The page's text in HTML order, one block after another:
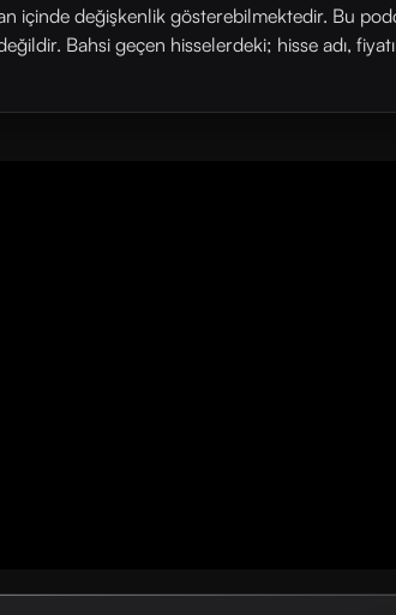
içinde değişkenlik gösterebilmektedir. Bu
Bahsi geçen hisselerdeki; hisse adı,